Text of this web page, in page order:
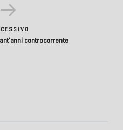
controcorrente